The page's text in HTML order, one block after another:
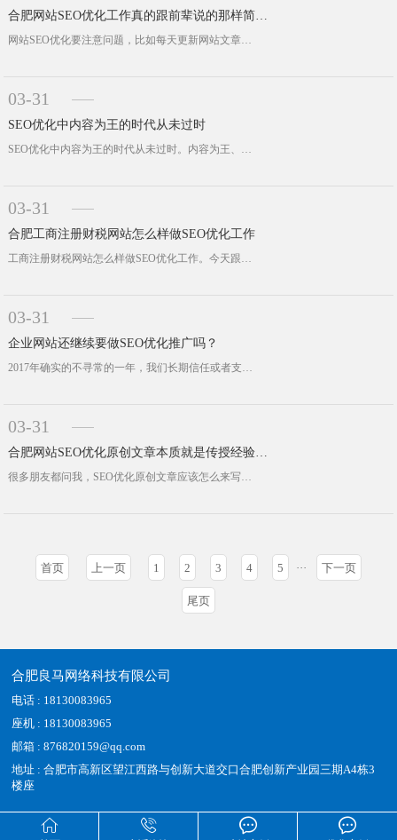
   
合肥网站SEO优化工作真的跟前辈说的那样简单吗
网站SEO优化要注意问题，比如每天更新网站文章、更新网站的外链，不能怠慢，另外网站出现site不在首页的问题，都是常见的问题，···
03-31
SEO优化中内容为王的时代从未过时
SEO优化中内容为王的时代从未过时。内容为王、外链为皇。很多人都说这句话已经过时了，其实合肥网络公司小编认为没有过时。而且过去···
03-31
合肥工商注册财税网站怎么样做SEO优化工作
工商注册财税网站怎么样做SEO优化工作。今天跟几个朋友在群里讨论对本地财务网站方面优化的看法，部分有牢骚，可以选择精华部分看看···
03-31
企业网站还继续要做SEO优化推广吗？
2017年确实的不寻常的一年，我们长期信任或者支持的三大巨头之一百度已经完全掉出第一阶梯，并非的是第一巨头了。很多企业老板就还···
03-31
合肥网站SEO优化原创文章本质就是传授经验，讲述专业知识的过程
很多朋友都问我，SEO优化原创文章应该怎么来写，原创内容到底是什么，写的多了后面没有内容可以写怎么办？对于这样的困惑其实很正常···
首页 上一页 1 2 3 4 5 ··· 下一页
尾页
合肥良马网络科技有限公司
电话 : 18130083965
座机 : 18130083965
邮箱 : 876820159@qq.com
地址 : 合肥市高新区望江西路与创新大道交口合肥创新产业园三期A4栋3
楼座